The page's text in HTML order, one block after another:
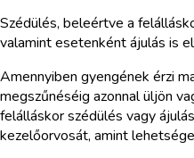
Szédülés, beleértve a
valamint esetenként ájulás is
Amennyiben gyengének érzi
megszűnéséig azonnal üljön
felálláskor szédülés vagy
kezelőorvosát, amint